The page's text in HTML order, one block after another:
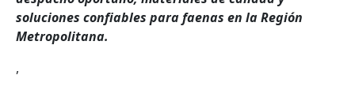
soluciones confiables para faenas en la Región
Metropolitana.
,